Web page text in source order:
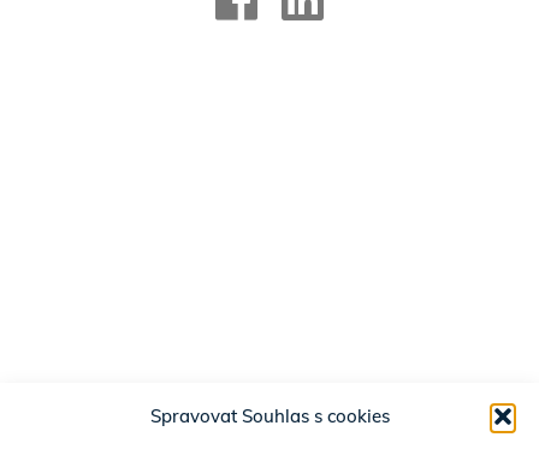
Spravovat Souhlas s cookies